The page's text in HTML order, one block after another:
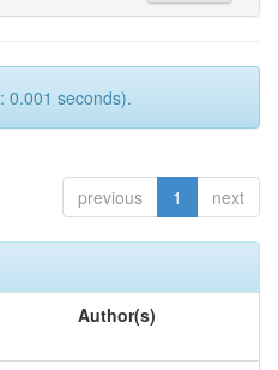
0.001 seconds).
previous 1 next
Author(s)